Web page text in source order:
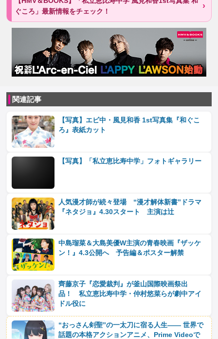
ぐころ」最新情報をチェック！
関連記事
【写真】エビ中・風見和香 1st写真集『和ぐこ
ろ』表紙カット
【写真】「私立恵比寿中学」フォトギャラリー
人気漫才師が続々登場 “漫才解体新書”ドラマ
『ネタジョ』4.30スタート 主演は辻
中島瑠菜＆大島美優W主演の青春映画『ザッケ
ン！』4.3公開へ 予告編＆ポスター解禁
齊藤京子『恋愛裁判』が釜山国際映画祭出
品！ 私立恵比寿中学・仲村悠菜らが劇中アイ
ドル役に
“おっさん剣聖”の一太刀に宿る人生―― 世界で
話題の本格アクションアニメ、Prime Videoで